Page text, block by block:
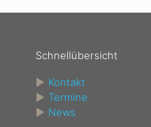
Schnellübersicht
► Kontakt
► Termine
► News